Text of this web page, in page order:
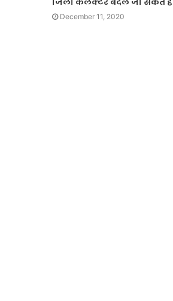
December 11, 2020